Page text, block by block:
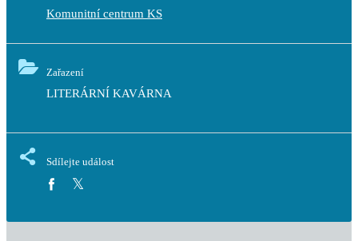
Komunitní centrum KS
Zařazení
LITERÁRNÍ KAVÁRNA
Sdílejte událost